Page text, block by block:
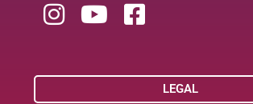
LEGAL